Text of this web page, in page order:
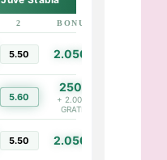
2 BONUS
5.50 2.050€
5.60
250€
+ 2.000€
GRATIS
5.50 2.050€